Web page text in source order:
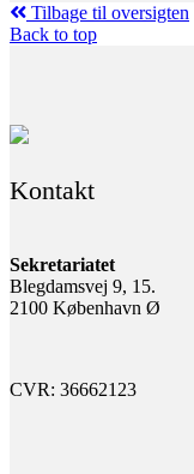
Tilbage til oversigten
Back to top
Kontakt
Sekretariatet
Blegdamsvej 9, 15.
2100 København Ø
CVR: 36662123